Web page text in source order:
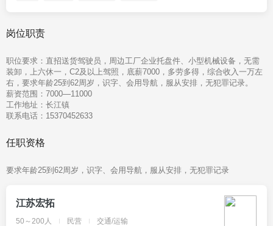
岗位职责
职位要求：直招送货驾驶员，周边工厂企业托盘件、小型机械设备，无需
装卸，上六休一，C2及以上驾照，底薪7000，多劳多得，综合收入一万左
右，要求年龄25到62周岁，识字、会用导航，服从安排，无犯罪记录。
薪资范围：7000—11000
工作地址：长江镇
联系电话：15370452633
任职资格
江苏宏拓
50～200人 民营 交通/运输